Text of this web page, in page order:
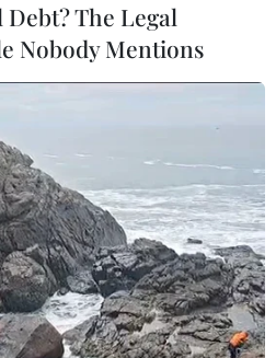
của Nga. (Nguồn: AP)
14/11 thông báo một
của nước này đã gặp nạn
xuống tàu sân bay Đô
biển Địa Trung Hải ngoài
đấu cơ trên bị rơi do "lỗi
The Legal
Nobody Mentions